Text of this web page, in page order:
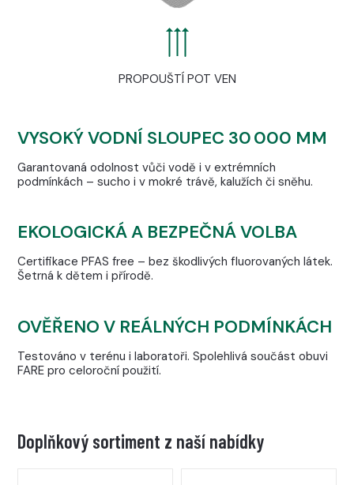
PROPOUŠTÍ POT VEN
VYSOKÝ VODNÍ SLOUPEC 30 000 MM
Garantovaná odolnost vůči vodě i v extrémních
podmínkách – sucho i v mokré trávě, kalužích či sněhu.
EKOLOGICKÁ A BEZPEČNÁ VOLBA
Certifikace PFAS free – bez škodlivých fluorovaných látek.
Šetrná k dětem i přírodě.
OVĚŘENO V REÁLNÝCH PODMÍNKÁCH
Testováno v terénu i laboratoři. Spolehlivá součást obuvi
FARE pro celoroční použití.
Doplňkový sortiment z naší nabídky